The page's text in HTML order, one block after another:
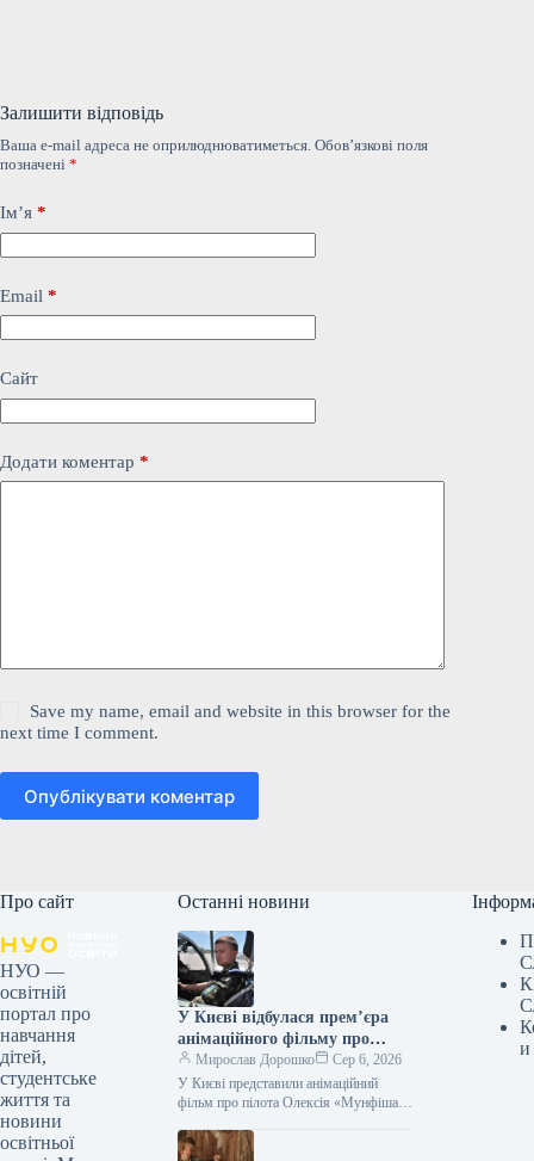
Залишити відповідь
Ваша e-mail адреса не оприлюднюватиметься. Обов’язкові поля
позначені *
Ім’я *
Email *
Сайт
Додати коментар *
Save my name, email and website in this browser for the
next time I comment.
Опублікувати коментар
Про сайт
НУО —
освітній
портал про
навчання
дітей,
студентське
життя та
новини
освітньої
Останні новини
У Києві відбулася прем’єра
анімаційного фільму про
пілота Олексія «Мунфіша»
Меся.
Мирослав Дорошко
Сер 6, 2026
У Києві представили анімаційний
фільм про пілота Олексія «Мунфіша»
Укрінформ У Музеї війни відбулася
и